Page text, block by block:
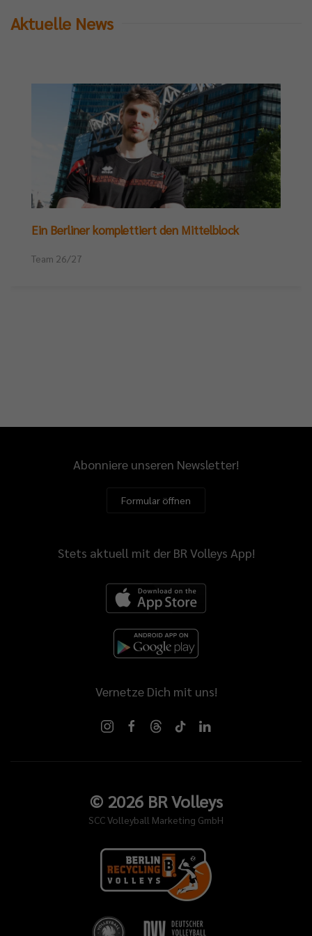
Aktuelle News
Ein Berliner komplettiert den Mittelblock
Team 26/27
Abonniere unseren Newsletter!
Formular öffnen
Stets aktuell mit der BR Volleys App!
Vernetze Dich mit uns!
© 2026BR Volleys
SCC Volleyball Marketing GmbH